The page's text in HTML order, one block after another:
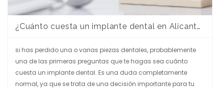
¿Cuánto cuesta un implante dental en Alicante? Guía completa para entender el presupuesto
si has perdido una o varias piezas dentales, probablemente
una de las primeras preguntas que te hagas sea cuánto
cuesta un implante dental. Es una duda completamente
normal, ya que se trata de una decisión importante para tu